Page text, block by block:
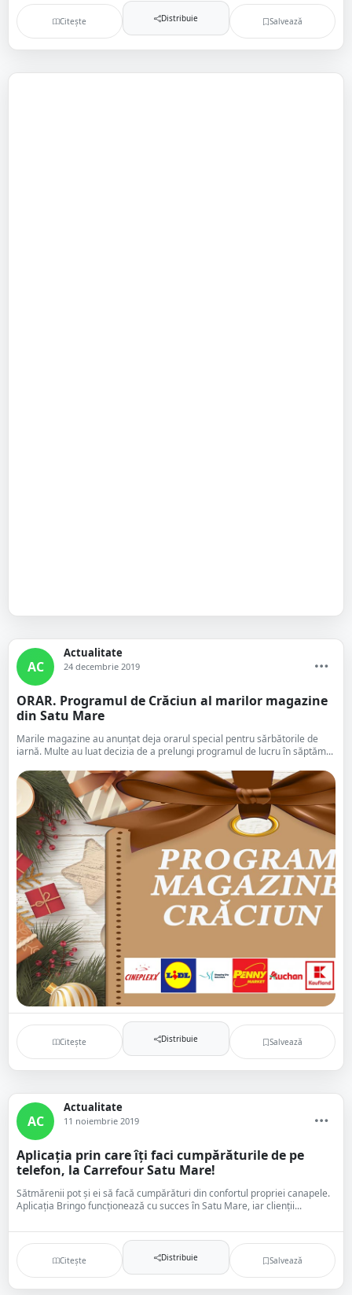
Citește Distribuie Salvează
AC
Actualitate
24 decembrie 2019
ORAR. Programul de Crăciun al marilor magazine
din Satu Mare
Marile magazine au anunțat deja orarul special pentru sărbătorile de
iarnă. Multe au luat decizia de a prelungi programul de lucru în săptăm...
Citește Distribuie Salvează
AC
Actualitate
11 noiembrie 2019
Aplicația prin care îți faci cumpărăturile de pe
telefon, la Carrefour Satu Mare!
Sătmărenii pot și ei să facă cumpărături din confortul propriei canapele.
Aplicația Bringo funcționează cu succes în Satu Mare, iar clienții...
Citește Distribuie Salvează